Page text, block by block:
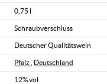
0,75 l
Schraubverschluss
Deutscher Qualitätswein
Pfalz Deutschland
12% vol